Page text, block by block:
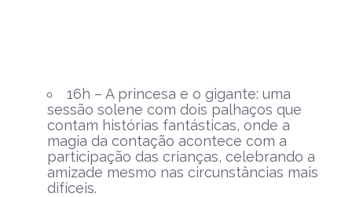
16h – A princesa e o gigante: uma
sessão solene com dois palhaços que
contam histórias fantásticas, onde a
magia da contação acontece com a
participação das crianças, celebrando a
amizade mesmo nas circunstâncias mais
difíceis.